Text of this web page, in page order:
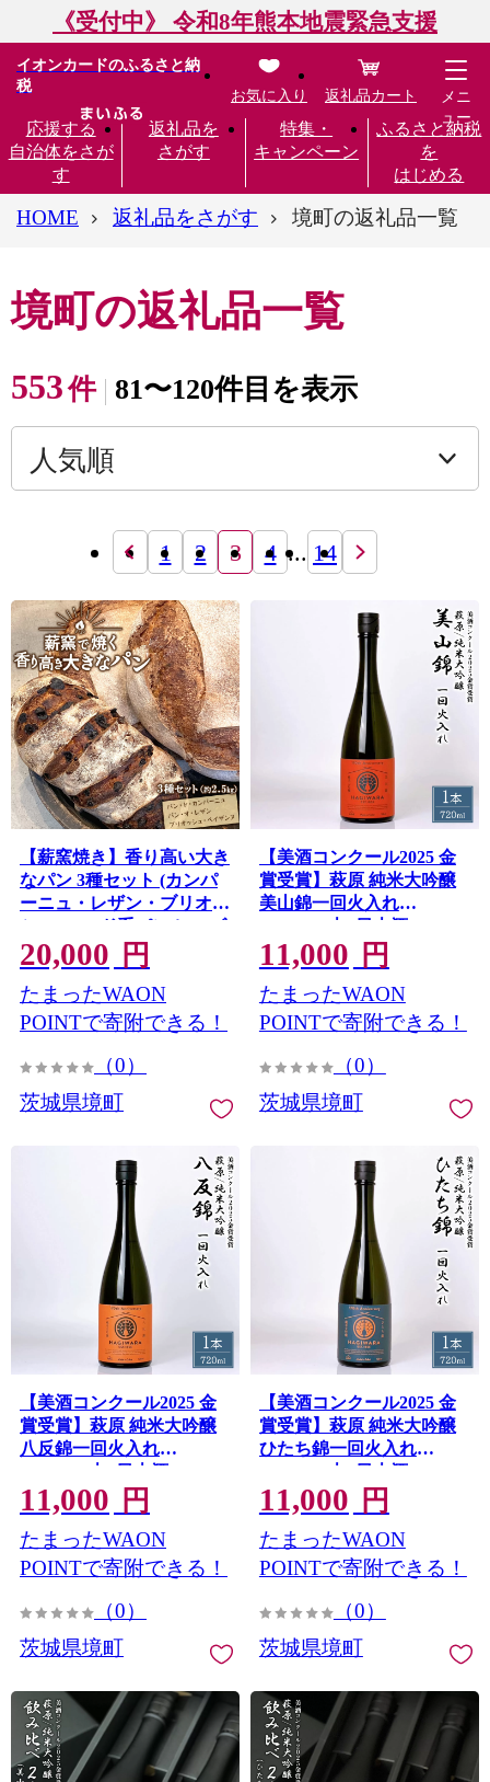
《受付中》 令和8年熊本地震緊急支援
イオンカードのふるさと納
税
応援する
自治体をさが
す
返礼品を
さがす
特集・
キャンペーン
ふるさと納税
を
はじめる
お気に入り 返礼品カート
メニ
ュー
HOME 返礼品をさがす 境町の返礼品一覧
境町の返礼品一覧
553件 81〜120件目を表示
1 2 3 4 ... 14
【薪窯焼き】香り高い大き
なパン 3種セット (カンパ
ーニュ・レザン・ブリオッ
シュ) ハード系パン レーズ
ン パン セット K2686
20,000 円
たまったWAON
POINTで寄附できる！
（0）
茨城県境町
【美酒コンクール2025 金
賞受賞】萩原 純米大吟醸
美山錦一回火入れ
(720ml×1本) 日本酒 K2683
11,000 円
たまったWAON
POINTで寄附できる！
（0）
茨城県境町
【美酒コンクール2025 金
賞受賞】萩原 純米大吟醸
八反錦一回火入れ
(720ml×1本) 日本酒 K2682
11,000 円
たまったWAON
POINTで寄附できる！
（0）
茨城県境町
【美酒コンクール2025 金
賞受賞】萩原 純米大吟醸
ひたち錦一回火入れ
(720ml×1本) 日本酒 K2681
11,000 円
たまったWAON
POINTで寄附できる！
（0）
茨城県境町